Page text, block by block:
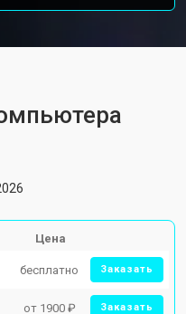
Цена
бесплатно Заказать
от 1900 ₽ Заказать